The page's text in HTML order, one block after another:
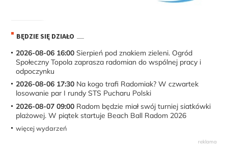
BĘDZIE SIĘ DZIAŁO
2026-08-06 16:00 Sierpień pod znakiem zieleni. Ogród
Społeczny Topola zaprasza radomian do wspólnej pracy i
odpoczynku
2026-08-06 17:30 Na kogo trafi Radomiak? W czwartek
losowanie par I rundy STS Pucharu Polski
2026-08-07 09:00 Radom będzie miał swój turniej siatkówki
plażowej. W piątek startuje Beach Ball Radom 2026
więcej wydarzeń